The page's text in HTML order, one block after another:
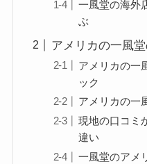
一風堂の海外
ぶ
アメリカの一風
アメリカの一
ック
アメリカの一
現地の口コミ
違い
一風堂のアメ